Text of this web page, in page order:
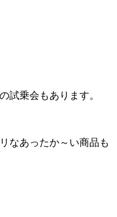
試乗会もあります。
なあったか～い商品も